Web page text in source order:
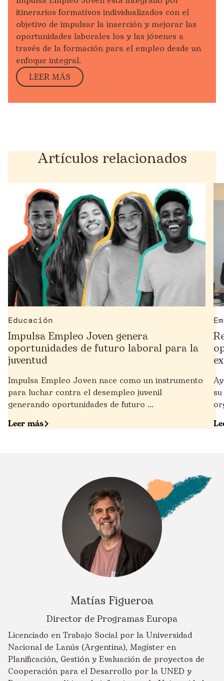
itinerarios formativos individualizados con el
objetivo de impulsar la inserción y mejorar las
oportunidades laborales los y las jóvenes a
través de la formación para el empleo desde un
enfoque integral.
LEER MÁS
Artículos relacionados
Educación
Impulsa Empleo Joven genera
oportunidades de futuro laboral para la
juventud
Impulsa Empleo Joven nace como un instrumento
para luchar contra el desempleo juvenil
generando oportunidades de futuro ...
Leer más
Matías Figueroa
Director de Programas Europa
Licenciado en Trabajo Social por la Universidad
Nacional de Lanús (Argentina), Magíster en
Planificación, Gestión y Evaluación de proyectos de
Cooperación para el Desarrollo por la UNED y